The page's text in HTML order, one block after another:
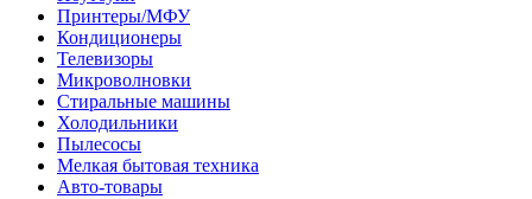
Принтеры/МФУ
Кондиционеры
Телевизоры
Микроволновки
Стиральные машины
Холодильники
Пылесосы
Мелкая бытовая техника
Авто-товары